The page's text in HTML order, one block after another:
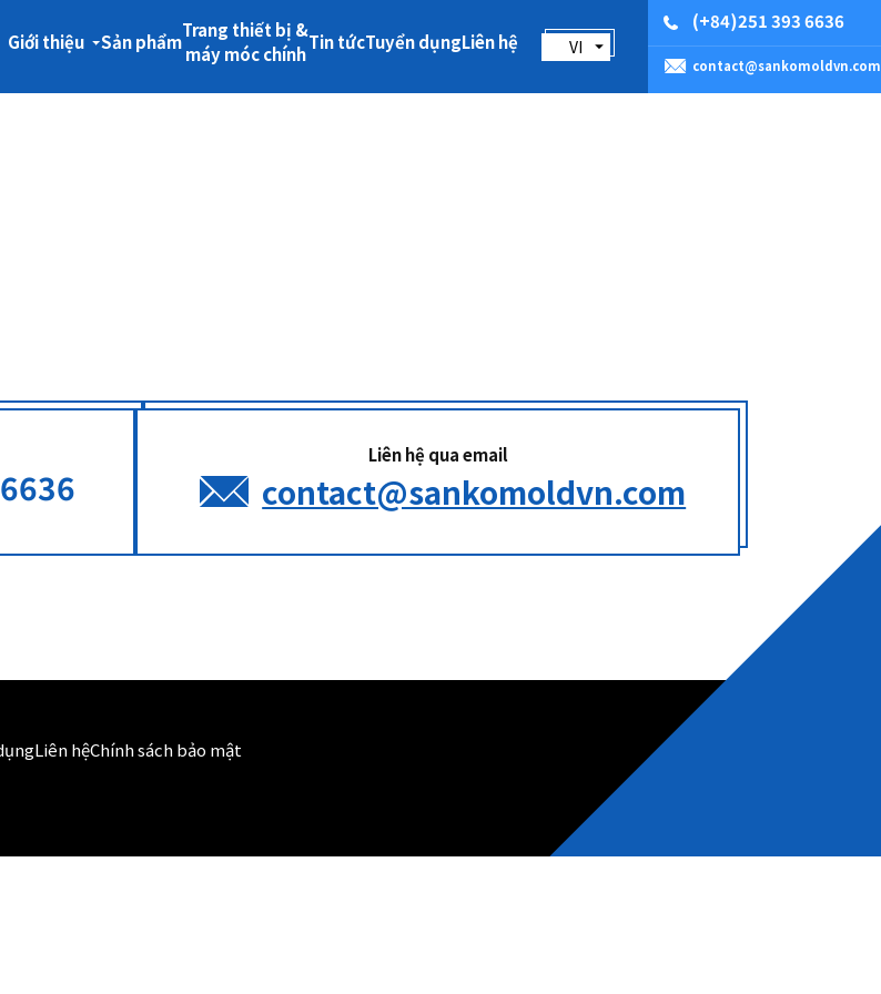
Giới thiệu Sản phẩm
Trang thiết bị &
máy móc chính
Tin tứcTuyển dụngLiên hệ VI
(+84)251 393 6636
contact@sankomoldvn.com
Liên hệ qua email
contact@sankomoldvn.com
Liên hệChính sách bảo mật